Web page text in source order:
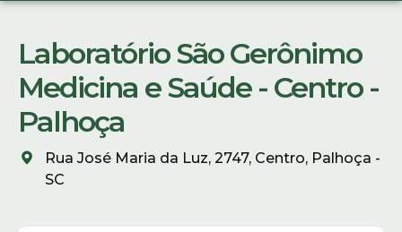
Laboratório São Gerônimo
Medicina e Saúde - Centro -
Palhoça
Rua José Maria da Luz, 2747, Centro, Palhoça -
SC